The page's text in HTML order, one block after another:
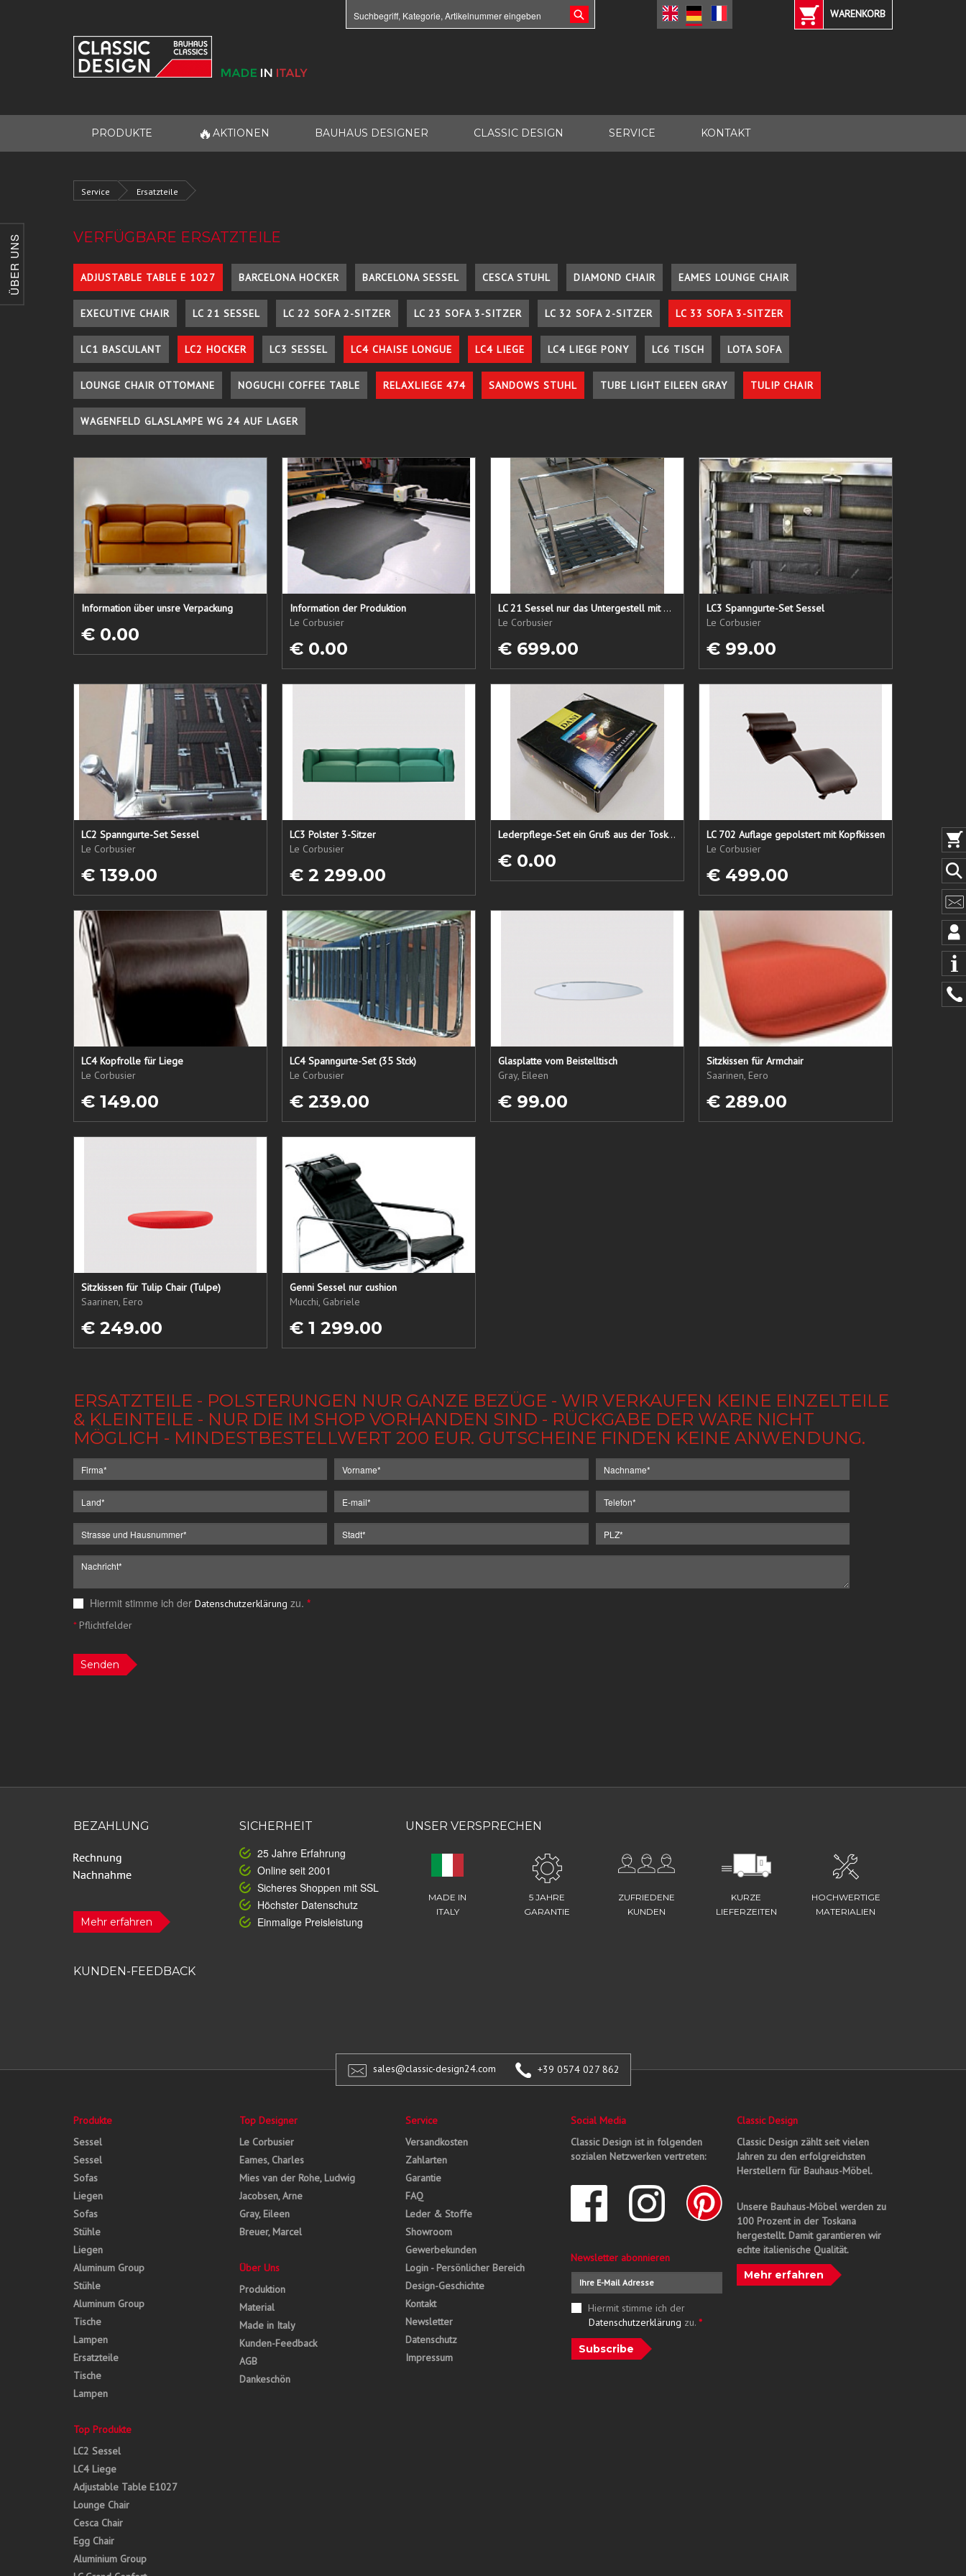
ÜBER UNS
WARENKORB
PRODUKTE 🔥 AKTIONEN BAUHAUS DESIGNER CLASSIC DESIGN SERVICE KONTAKT
Service Ersatzteile
VERFÜGBARE ERSATZTEILE
ADJUSTABLE TABLE E 1027 BARCELONA HOCKER BARCELONA SESSEL CESCA STUHL DIAMOND CHAIR EAMES LOUNGE CHAIR
EXECUTIVE CHAIR LC 21 SESSEL LC 22 SOFA 2-SITZER LC 23 SOFA 3-SITZER LC 32 SOFA 2-SITZER LC 33 SOFA 3-SITZER
LC1 BASCULANT LC2 HOCKER LC3 SESSEL LC4 CHAISE LONGUE LC4 LIEGE LC4 LIEGE PONY LC6 TISCH LOTA SOFA
LOUNGE CHAIR OTTOMANE NOGUCHI COFFEE TABLE RELAXLIEGE 474 SANDOWS STUHL TUBE LIGHT EILEEN GRAY TULIP CHAIR
WAGENFELD GLASLAMPE WG 24 AUF LAGER
Information über unsre Verpackung
€ 0.00
Information der Produktion
Le Corbusier
€ 0.00
LC 21 Sessel nur das Untergestell mit elastischen Straps
Le Corbusier
€ 699.00
LC3 Spanngurte-Set Sessel
Le Corbusier
€ 99.00
LC2 Spanngurte-Set Sessel
Le Corbusier
€ 139.00
LC3 Polster 3-Sitzer
Le Corbusier
€ 2 299.00
Lederpflege-Set ein Gruß aus der Toskana...
€ 0.00
LC 702 Auflage gepolstert mit Kopfkissen
Le Corbusier
€ 499.00
LC4 Kopfrolle für Liege
Le Corbusier
€ 149.00
LC4 Spanngurte-Set (35 Stck)
Le Corbusier
€ 239.00
Glasplatte vom Beistelltisch
Gray, Eileen
€ 99.00
Sitzkissen für Armchair
Saarinen, Eero
€ 289.00
Sitzkissen für Tulip Chair (Tulpe)
Saarinen, Eero
€ 249.00
Genni Sessel nur cushion
Mucchi, Gabriele
€ 1 299.00
ERSATZTEILE - POLSTERUNGEN NUR GANZE BEZÜGE - WIR VERKAUFEN KEINE EINZELTEILE
& KLEINTEILE - NUR DIE IM SHOP VORHANDEN SIND - RÜCKGABE DER WARE NICHT
MÖGLICH - MINDESTBESTELLWERT 200 EUR. GUTSCHEINE FINDEN KEINE ANWENDUNG.
Hiermit stimme ich der Datenschutzerklärung zu. *
*Pflichtfelder
Senden
BEZAHLUNG
Mehr erfahren
SICHERHEIT
25 Jahre Erfahrung
Online seit 2001
Sicheres Shoppen mit SSL
Höchster Datenschutz
Einmalige Preisleistung
UNSER VERSPRECHEN
MADE IN
ITALY
5 JAHRE
GARANTIE
ZUFRIEDENE
KUNDEN
KURZE
LIEFERZEITEN
HOCHWERTIGE
MATERIALIEN
KUNDEN-FEEDBACK
sales@classic-design24.com +39 0574 027 862
Produkte
Sessel
Sessel
Sofas
Liegen
Sofas
Stühle
Liegen
Aluminum Group
Stühle
Aluminum Group
Tische
Lampen
Ersatzteile
Tische
Lampen
Top Produkte
LC2 Sessel
LC4 Liege
Adjustable Table E1027
Lounge Chair
Cesca Chair
Egg Chair
Aluminium Group
Top Designer
Le Corbusier
Eames, Charles
Mies van der Rohe, Ludwig
Jacobsen, Arne
Gray, Eileen
Breuer, Marcel
Über Uns
Produktion
Material
Made in Italy
Kunden-Feedback
AGB
Dankeschön
Service
Versandkosten
Zahlarten
Garantie
FAQ
Leder & Stoffe
Showroom
Gewerbekunden
Login - Persönlicher Bereich
Design-Geschichte
Kontakt
Newsletter
Datenschutz
Impressum
Social Media
Classic Design ist in folgenden
sozialen Netzwerken vertreten:
Newsletter abonnieren
Hiermit stimme ich der
Datenschutzerklärung zu. *
Subscribe
Classic Design
Classic Design zählt seit vielen
Jahren zu den erfolgreichsten
Herstellern für Bauhaus-Möbel.
Unsere Bauhaus-Möbel werden zu
100 Prozent in der Toskana
hergestellt. Damit garantieren wir
echte italienische Qualität.
Mehr erfahren